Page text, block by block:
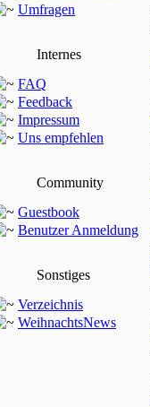
Umfragen
Internes
FAQ
Feedback
Impressum
Uns empfehlen
Community
Guestbook
Benutzer Anmeldung
Sonstiges
Verzeichnis
WeihnachtsNews